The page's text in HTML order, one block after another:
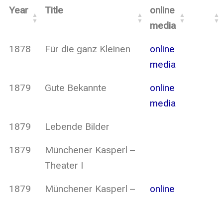
Year Title
online
media
1878 Für die ganz Kleinen
online
media
1879 Gute Bekannte
online
media
1879 Lebende Bilder
1879
Münchener Kasperl –
Theater I
1879
Münchener Kasperl –
online